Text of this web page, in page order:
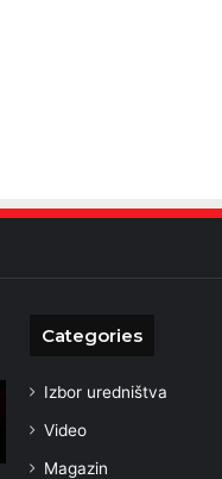
Categories
Izbor uredništva
Video
Magazin